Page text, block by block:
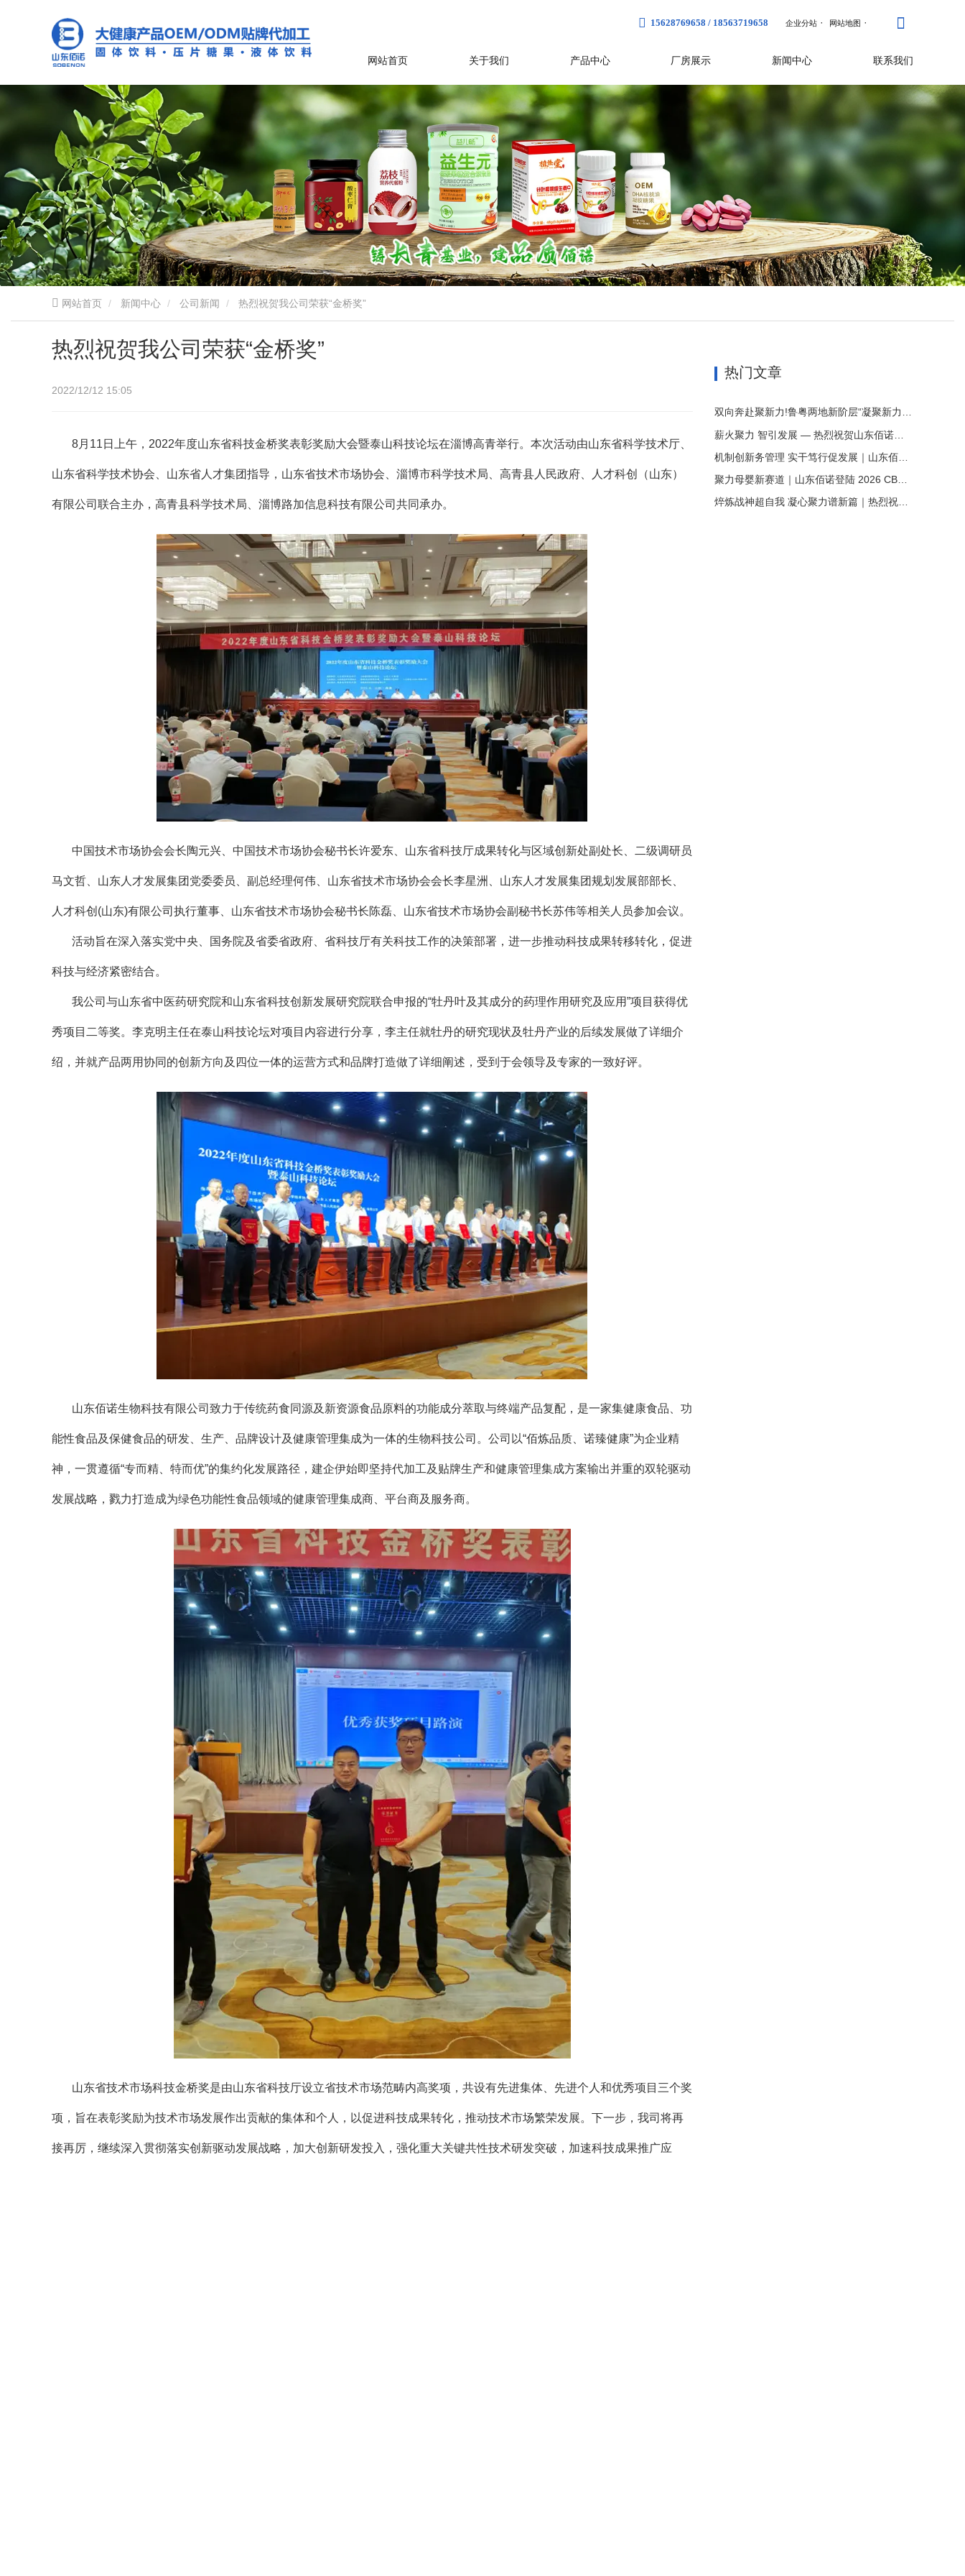
15628769658 / 18563719658 企业分站 · 网站地图 ·
网站首页 关于我们 产品中心 厂房展示 新闻中心 联系我们
网站首页 新闻中心 公司新闻 热烈祝贺我公司荣获“金桥奖”
热烈祝贺我公司荣获“金桥奖”
2022/12/12 15:05
8月11日上午，2022年度山东省科技金桥奖表彰奖励大会暨泰山科技论坛在淄博高青举行。本次活动由山东省科学技术厅、
山东省科学技术协会、山东省人才集团指导，山东省技术市场协会、淄博市科学技术局、高青县人民政府、人才科创（山东）
有限公司联合主办，高青县科学技术局、淄博路加信息科技有限公司共同承办。
中国技术市场协会会长陶元兴、中国技术市场协会秘书长许爱东、山东省科技厅成果转化与区域创新处副处长、二级调研员
马文哲、山东人才发展集团党委委员、副总经理何伟、山东省技术市场协会会长李星洲、山东人才发展集团规划发展部部长、
人才科创(山东)有限公司执行董事、山东省技术市场协会秘书长陈磊、山东省技术市场协会副秘书长苏伟等相关人员参加会议。
活动旨在深入落实党中央、国务院及省委省政府、省科技厅有关科技工作的决策部署，进一步推动科技成果转移转化，促进
科技与经济紧密结合。
我公司与山东省中医药研究院和山东省科技创新发展研究院联合申报的“牡丹叶及其成分的药理作用研究及应用”项目获得优
秀项目二等奖。李克明主任在泰山科技论坛对项目内容进行分享，李主任就牡丹的研究现状及牡丹产业的后续发展做了详细介
绍，并就产品两用协同的创新方向及四位一体的运营方式和品牌打造做了详细阐述，受到于会领导及专家的一致好评。
山东佰诺生物科技有限公司致力于传统药食同源及新资源食品原料的功能成分萃取与终端产品复配，是一家集健康食品、功
能性食品及保健食品的研发、生产、品牌设计及健康管理集成为一体的生物科技公司。公司以“佰炼品质、诺臻健康”为企业精
神，一贯遵循“专而精、特而优”的集约化发展路径，建企伊始即坚持代加工及贴牌生产和健康管理集成方案输出并重的双轮驱动
发展战略，戮力打造成为绿色功能性食品领域的健康管理集成商、平台商及服务商。
山东省技术市场科技金桥奖是由山东省科技厅设立省技术市场范畴内高奖项，共设有先进集体、先进个人和优秀项目三个奖
项，旨在表彰奖励为技术市场发展作出贡献的集体和个人，以促进科技成果转化，推动技术市场繁荣发展。下一步，我司将再
接再厉，继续深入贯彻落实创新驱动发展战略，加大创新研发投入，强化重大关键共性技术研发突破，加速科技成果推广应
热门文章
双向奔赴聚新力!鲁粤两地新阶层“凝聚新力量携手促发展”结对共建签约仪式在山东佰诺隆重举行
薪火聚力 智引发展 — 热烈祝贺山东佰诺成功续聘瑞典乌普萨拉大学赛迪教授和沙登教授为公司特聘专家
机制创新务管理 实干笃行促发展｜山东佰诺2026上半年工作总结暨表彰大会圆满召开
聚力母婴新赛道｜山东佰诺登陆 2026 CBME 国际孕婴童展 共启母婴营养新机遇
焠炼战神超自我 凝心聚力谱新篇｜热烈祝贺山东佰诺 2026 全局营销之“销售战神”特训营圆满成功